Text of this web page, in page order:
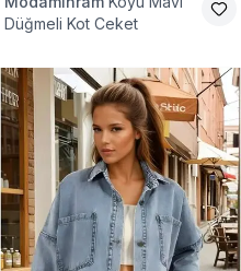
Düğmeli Kot Ceket